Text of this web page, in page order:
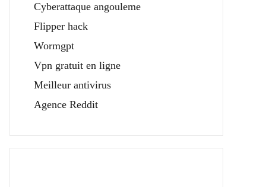
Cyberattaque angouleme
Flipper hack
Wormgpt
Vpn gratuit en ligne
Meilleur antivirus
Agence Reddit